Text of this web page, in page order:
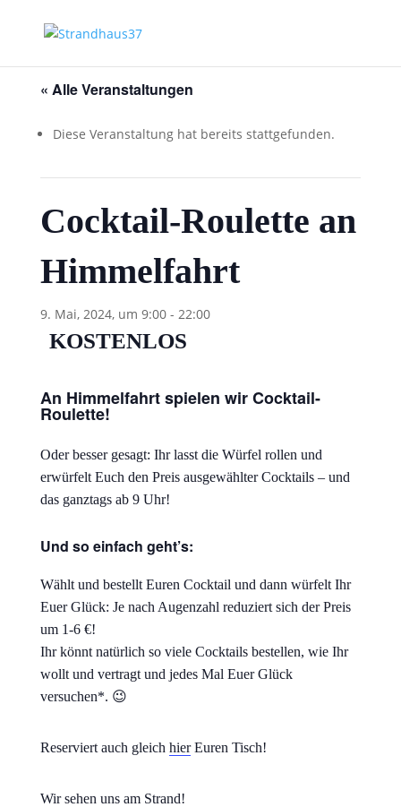
« Alle Veranstaltungen
Diese Veranstaltung hat bereits stattgefunden.
Cocktail-Roulette an
Himmelfahrt
9. Mai, 2024, um 9:00- 22:00
KOSTENLOS
An Himmelfahrt spielen wir Cocktail-
Roulette!
Oder besser gesagt: Ihr lasst die Würfel rollen und
erwürfelt Euch den Preis ausgewählter Cocktails – und
das ganztags ab 9 Uhr!
Und so einfach geht’s:
Wählt und bestellt Euren Cocktail und dann würfelt Ihr
Euer Glück: Je nach Augenzahl reduziert sich der Preis
um 1-6 €!
Ihr könnt natürlich so viele Cocktails bestellen, wie Ihr
wollt und vertragt und jedes Mal Euer Glück
versuchen*. 😉
Reserviert auch gleich hierEuren Tisch!
Wir sehen uns am Strand!